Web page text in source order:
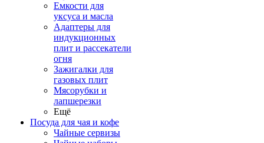
Емкости для
уксуса и масла
Адаптеры для
индукционных
плит и рассекатели
огня
Зажигалки для
газовых плит
Мясорубки и
лапшерезки
Ещё
Посуда для чая и кофе
Чайные сервизы